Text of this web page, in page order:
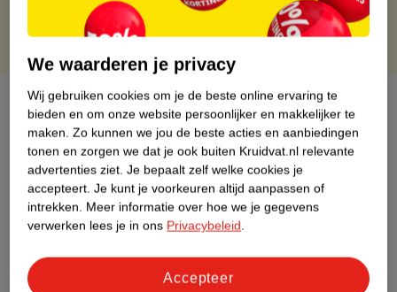
Over dit product
Productinformatie
Nature Impact Score
Dit product heeft (nog) geen Nature
Meer informatie
We waarderen je privacy
Wij gebruiken cookies om je de beste online ervaring te
bieden en om onze website persoonlijker en makkelijker te
maken. Zo kunnen we jou de beste acties en aanbiedingen
tonen en zorgen we dat je ook buiten Kruidvat.nl relevante
advertenties ziet. Je bepaalt zelf welke cookies je
accepteert. Je kunt je voorkeuren altijd aanpassen of
intrekken. Meer informatie over hoe we je gegevens
verwerken lees je in ons Privacybeleid.
Accepteer